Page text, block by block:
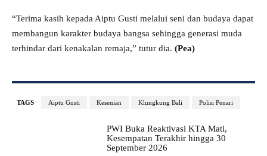
“Terima kasih kepada Aiptu Gusti melalui seni dan budaya dapat
membangun karakter budaya bangsa sehingga generasi muda
terhindar dari kenakalan remaja,” tutur dia. (Pea)
TAGS Aiptu Gusti Kesenian Klungkung Bali Polisi Penari
PWI Buka Reaktivasi KTA Mati,
Kesempatan Terakhir hingga 30
September 2026